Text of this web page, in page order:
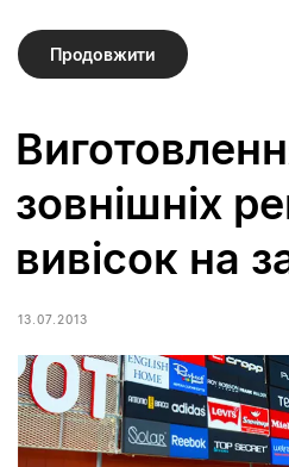
Продовжити
зовнішніх
вивісок на
13.07.2013